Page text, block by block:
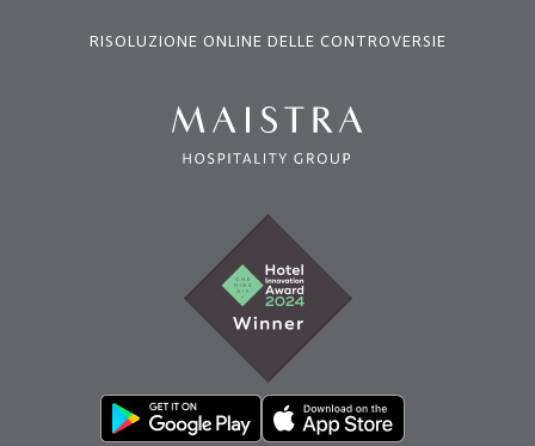
RISOLUZIONE ONLINE DELLE CONTROVERSIE